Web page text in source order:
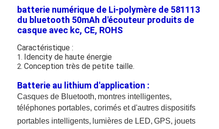
batterie numérique de Li-polymère de 581113
du bluetooth 50mAh d'écouteur produits de
casque avec kc, CE, ROHS
Caractéristique :
1. Idencity de haute énergie
2.Conception très de petite taille.
Batterie au lithium d'application :
Casques de Bluetooth, montres intelligentes,
téléphones portables, corimés et d'autres dispositifs
portables intelligents, lumières de LED, GPS, jouets